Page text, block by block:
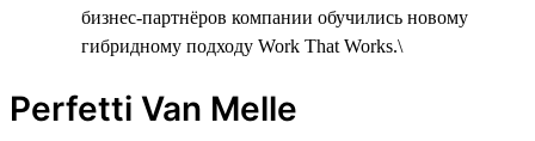
бизнес-партнёров компании обучились новому
гибридному подходу Work That Works.\
Perfetti Van Melle